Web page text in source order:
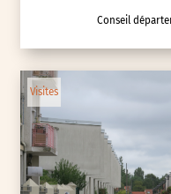
Conseil
Visites